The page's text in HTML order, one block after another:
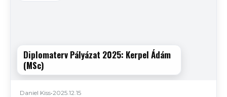
Diplomaterv Pályázat 2025: Kerpel Ádám
(MSc)
Daniel Kiss•2025.12.15